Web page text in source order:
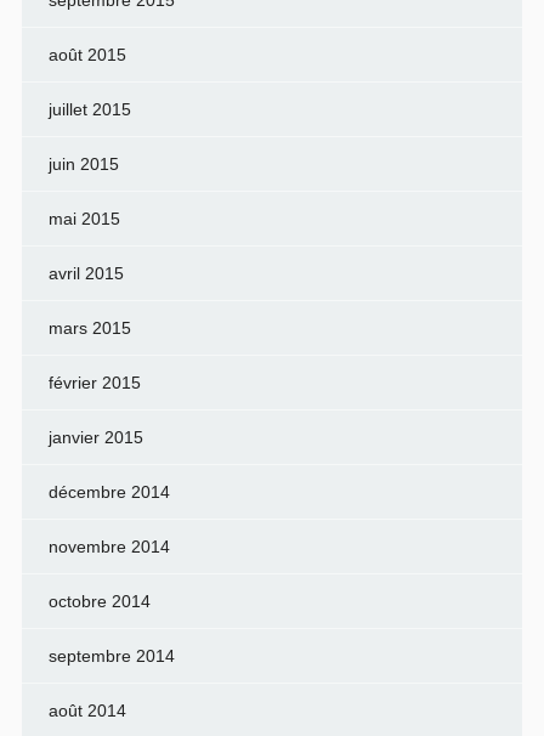
août 2015
juillet 2015
juin 2015
mai 2015
avril 2015
mars 2015
février 2015
janvier 2015
décembre 2014
novembre 2014
octobre 2014
septembre 2014
août 2014